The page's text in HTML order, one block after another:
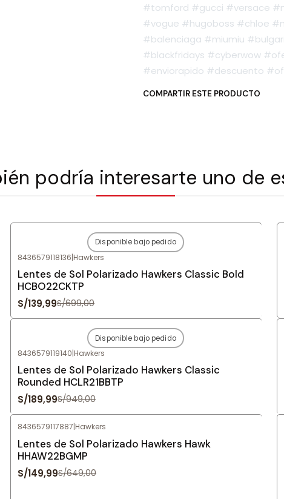
#tomford #gucci #versace
#vogue #hugoboss #chloe
#balenciaga #miumiu
#blackfridays #cyberwow
#enviorapido #descuento
COMPARTIR ESTE PRODUCTO
podría interesarte uno de
Agotado
Disponible bajo pedido
8436579118136|Hawkers
Lentes de Sol Polarizado Hawkers Classic Bold
HCBO22CKTP
S/139,99S/699,00
Agotado
Disponible bajo pedido
8436579119140|Hawkers
Lentes de Sol Polarizado Hawkers Classic
Rounded HCLR21BBTP
S/189,99S/949,00
8436579117887|Hawkers
Lentes de Sol Polarizado Hawkers Hawk
HHAW22BGMP
S/149,99S/649,00